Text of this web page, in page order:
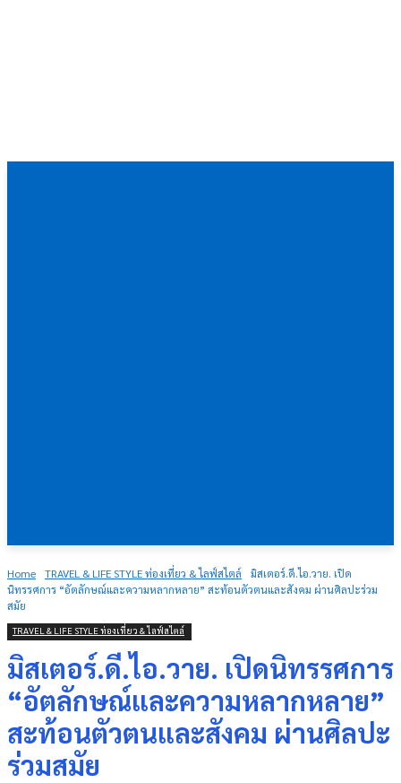
Home TRAVEL & LIFE STYLE ท่องเที่ยว & ไลฟ์สไตล์
มิสเตอร์.ดี.ไอ.วาย. เปิด
นิทรรศการ “อัตลักษณ์และความหลากหลาย” สะท้อนตัวตนและสังคม ผ่านศิลปะร่วม
สมัย
TRAVEL & LIFE STYLE ท่องเที่ยว & ไลฟ์สไตล์
มิสเตอร์.ดี.ไอ.วาย. เปิดนิทรรศการ
“อัตลักษณ์และความหลากหลาย”
สะท้อนตัวตนและสังคม ผ่านศิลปะ
ร่วมสมัย